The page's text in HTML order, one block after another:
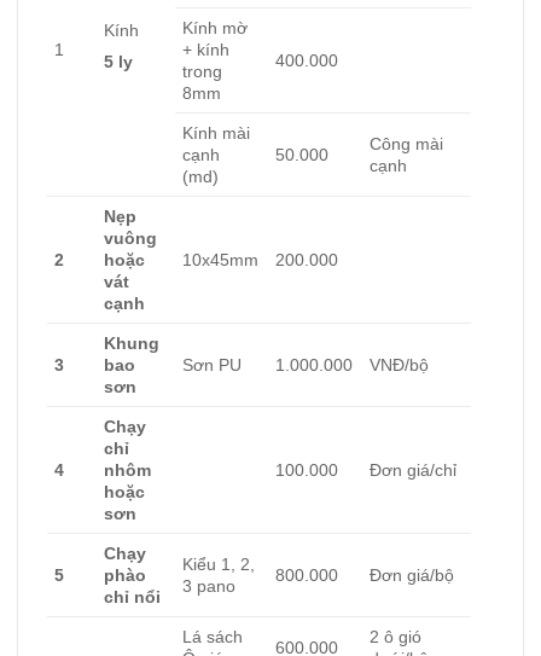
1
Kính
5 ly
Kính mờ
+ kính
trong
8mm
400.000
Kính mài
cạnh
(md)
50.000
Công mài
cạnh
2
Nẹp
vuông
hoặc
vát
cạnh
10x45mm 200.000
3
Khung
bao
sơn
Sơn PU 1.000.000 VNĐ/bộ
4
Chạy
chỉ
nhôm
hoặc
sơn
100.000 Đơn giá/chỉ
5
Chạy
phào
chỉ nổi
Kiểu 1, 2,
3 pano
800.000 Đơn giá/bộ
Lá sách
600.000
2 ô gió